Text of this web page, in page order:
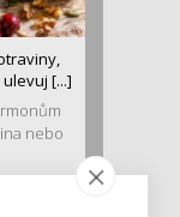
[...]
nebo